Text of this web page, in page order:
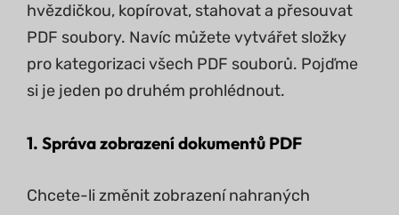
hvězdičkou, kopírovat, stahovat a přesouvat
PDF soubory. Navíc můžete vytvářet složky
pro kategorizaci všech PDF souborů. Pojďme
si je jeden po druhém prohlédnout.
1. Správa zobrazení dokumentů PDF
Chcete-li změnit zobrazení nahraných